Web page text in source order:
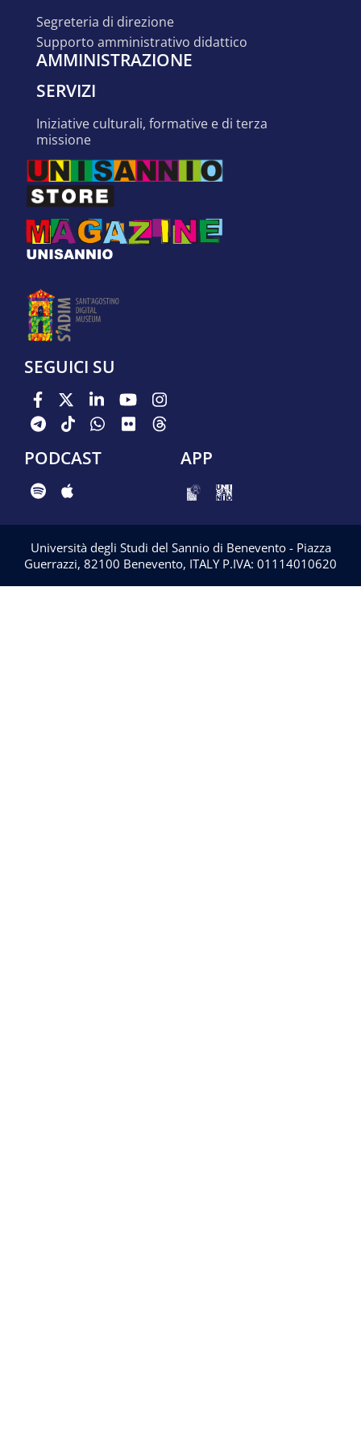
segreteria di direzione
supporto amministrativo didattico
AMMINISTRAZIONE
SERVIZI
iniziative culturali, formative e di terza
missione
SEGUICI SU
PODCAST APP
Università degli Studi del Sannio di Benevento - Piazza
Guerrazzi, 82100 Benevento, ITALY P.IVA: 01114010620